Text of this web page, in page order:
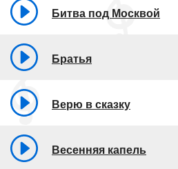
Битва под Москвой
Братья
Верю в сказку
Весенняя капель